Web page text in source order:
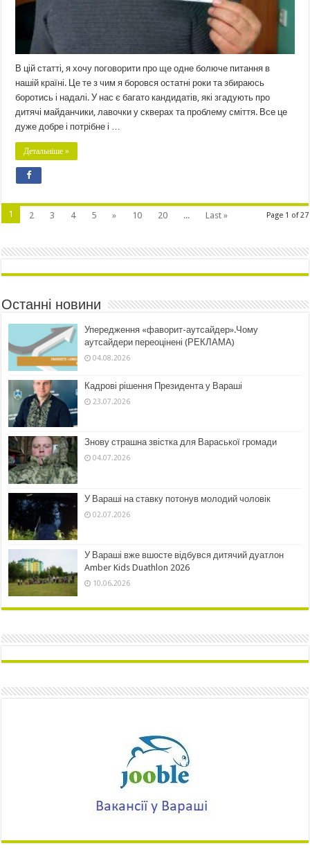
В цій статті, я хочу поговорити про ще одне болюче питання в
нашій країні. Це те з чим я боровся остатні роки та збираюсь
боротись і надалі. У нас є багато кандидатів, які згадують про
дитячі майданчики, лавочки у скверах та проблему сміття. Все це
дуже добре і потрібне і …
Детальніше »
Page 1 of 27
1 2 3 4 5 » 10 20 ... Last »
Останні новини
Упередження «фаворит-аутсайдер».Чому
аутсайдери переоцінені (РЕКЛАМА)
04.08.2026
Кадрові рішення Президента у Вараші
23.07.2026
Знову страшна звістка для Вараської громади
04.07.2026
У Вараші на ставку потонув молодий чоловік
02.07.2026
У Вараші вже вшосте відбувся дитячий дуатлон
Amber Kids Duathlon 2026
10.06.2026